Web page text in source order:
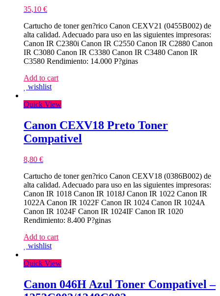
35,10 €
Cartucho de toner gen?rico Canon CEXV21 (0455B002) de
alta calidad. Adecuado para uso en las siguientes impresoras:
Canon IR C2380i Canon IR C2550 Canon IR C2880 Canon
IR C3080 Canon IR C3380 Canon IR C3480 Canon IR
C3580 Rendimiento: 14.000 P?ginas
Add to cart
wishlist
Quick View
Canon CEXV18 Preto Toner
Compativel
8,80 €
Cartucho de toner gen?rico Canon CEXV18 (0386B002) de
alta calidad. Adecuado para uso en las siguientes impresoras:
Canon IR 1018 Canon IR 1018J Canon IR 1022 Canon IR
1022A Canon IR 1022F Canon IR 1024 Canon IR 1024A
Canon IR 1024F Canon IR 1024IF Canon IR 1020
Rendimiento: 8.400 P?ginas
Add to cart
wishlist
Quick View
Canon 046H Azul Toner Compativel –